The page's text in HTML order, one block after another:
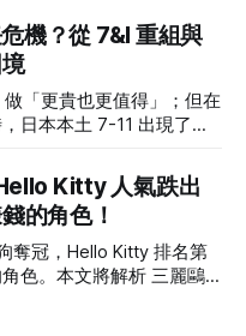
查中，しまむら的排行甚
款服飾，版型也沒那麼
品牌中存活？又是靠著什
話題？ 這篇文章
底是一
，並與自家的
本以外最具代表性的動畫
哺原作的巨大經濟潛力
美國與加拿大推出
，放大既有 IP 的價值。 *
度，但原作端的承接一直
卻接不到正版漫畫，導致
機？從 7&I 重組與
「更貴也更值得」；但在
日本本土 7-11 出現了罕
華堂（イトーヨーカ
的合作，終結短短兩
「ヨークHD」。伊藤洋
項舉措被外界解讀為：為
Couche-Tard）
注本業的佈局。 雖然
Kitty 人氣跌出
的角色！
奪冠，Hello Kitty 排名第
色。本文將解析 三麗鷗
大耳狗、帕恰狗與酷洛